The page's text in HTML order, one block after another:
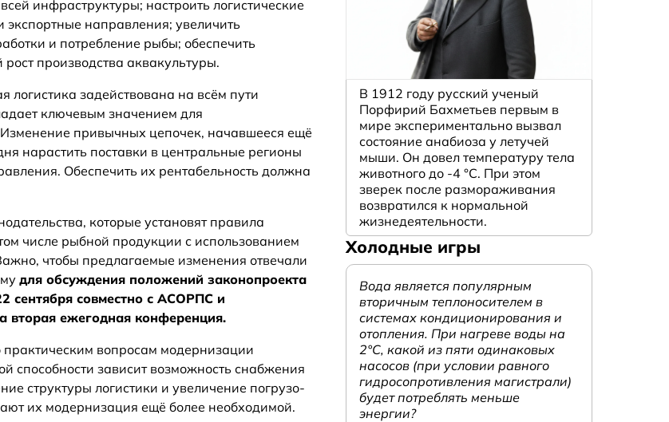
инфраструктуры; настроить логистические
направления; увеличить
и потребление рыбы; обеспечить
производства аквакультуры.
логистика задействована на всём пути
ключевым значением для
привычных цепочек, начавшееся ещё
нарастить поставки в центральные регионы
Обеспечить их рентабельность должна
которые установят правила
числе рыбной продукции с использованием
чтобы предлагаемые изменения отвечали
для обсуждения положений законопроекта
сентября совместно с АСОРПС и
вторая ежегодная конференция.
практическим вопросам модернизации
способности зависит возможность снабжения
структуры логистики и увеличение погрузо-
их модернизация ещё более необходимой.
В 1912 году русский ученый
Порфирий Бахметьев первым в
мире экспериментально вызвал
состояние анабиоза у летучей
мыши. Он довел температуру тела
животного до -4 °C. При этом
зверек после размораживания
возвратился к нормальной
жизнедеятельности.
Холодные игры
Вода является популярным
вторичным теплоносителем в
системах кондиционирования и
отопления. При нагреве воды на
2°С, какой из пяти одинаковых
насосов (при условии равного
гидросопротивления магистрали)
будет потреблять меньше
энергии?